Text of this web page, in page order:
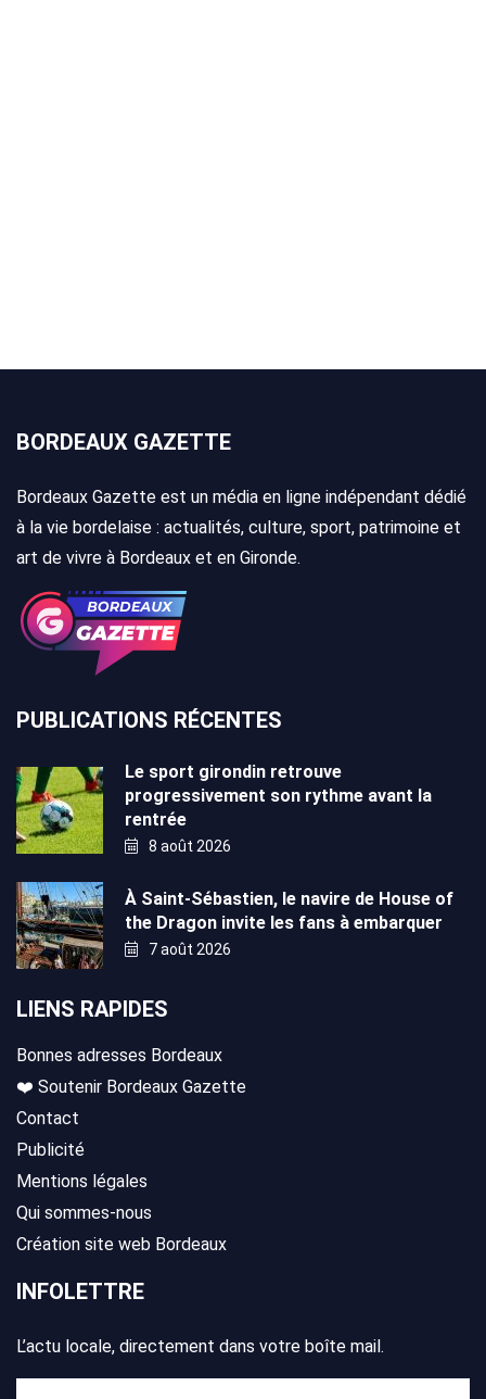
BORDEAUX GAZETTE
Bordeaux Gazette est un média en ligne indépendant dédié
à la vie bordelaise : actualités, culture, sport, patrimoine et
art de vivre à Bordeaux et en Gironde.
PUBLICATIONS RÉCENTES
Le sport girondin retrouve
progressivement son rythme avant la
rentrée
8 août 2026
À Saint-Sébastien, le navire de House of
the Dragon invite les fans à embarquer
7 août 2026
LIENS RAPIDES
Bonnes adresses Bordeaux
❤️ Soutenir Bordeaux Gazette
Contact
Publicité
Mentions légales
Qui sommes-nous
Création site web Bordeaux
INFOLETTRE
L’actu locale, directement dans votre boîte mail.